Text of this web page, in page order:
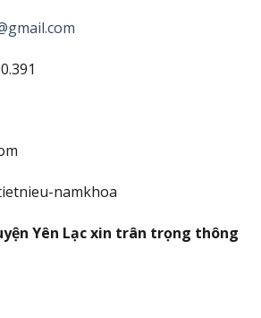
namkhoa
Yên Lạc xin trân trọng thông